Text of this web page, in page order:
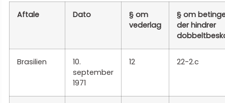
Aftale Dato
§ om
vederlag
§ om
der hindrer
Brasilien
10.
september
1971
12 22-2.c